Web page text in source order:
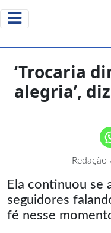
‘Trocaria
alegria’,
Ela continuou se
seguidores
fé nesse